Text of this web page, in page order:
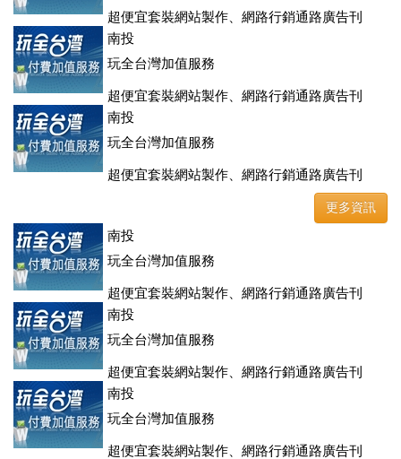
超便宜套裝網站製作、網路行銷通路廣告刊
登、訂房系統、客房委託旅行社銷售，全面優惠中....
南投
玩全台灣加值服務
超便宜套裝網站製作、網路行銷通路廣告刊
登、訂房系統、客房委託旅行社銷售，全面優惠中....
南投
玩全台灣加值服務
超便宜套裝網站製作、網路行銷通路廣告刊
登、訂房系統、客房委託旅行社銷售，全面優惠中....
更多資訊
南投
玩全台灣加值服務
超便宜套裝網站製作、網路行銷通路廣告刊
登、訂房系統、客房委託旅行社銷售，全面優惠中....
南投
玩全台灣加值服務
超便宜套裝網站製作、網路行銷通路廣告刊
登、訂房系統、客房委託旅行社銷售，全面優惠中....
南投
玩全台灣加值服務
超便宜套裝網站製作、網路行銷通路廣告刊